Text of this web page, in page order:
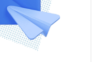
遊保險，玩得更放心！